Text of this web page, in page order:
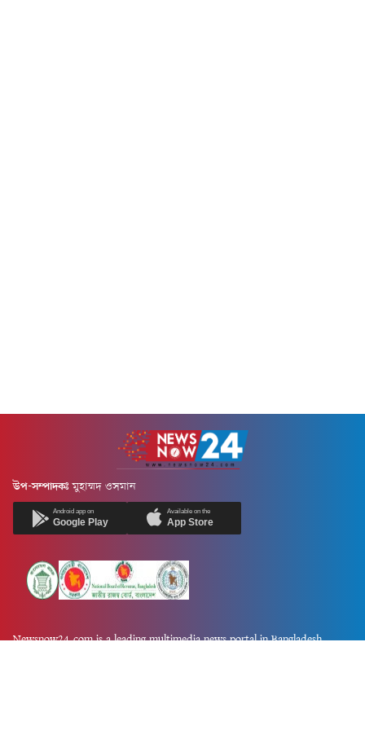
উপ-সম্পাদকঃ মুহাম্মদ ওসমান
Android app on
Google Play
Available on the
App Store
Newsnow24.com is a leading multimedia news portal in Bangladesh.